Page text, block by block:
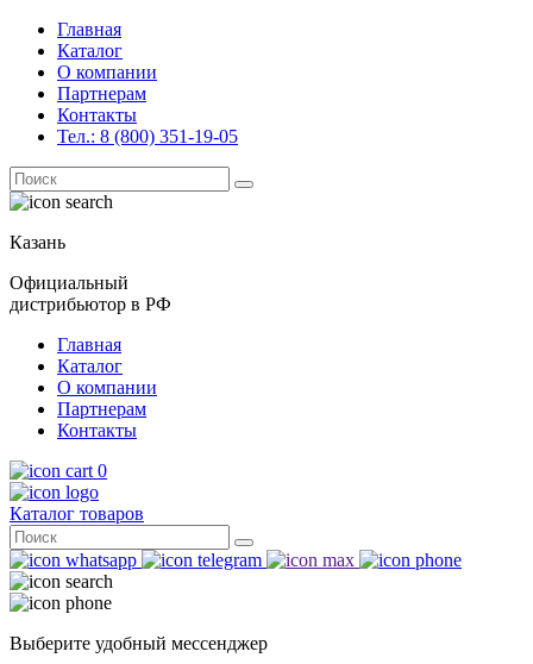
Главная
Каталог
О компании
Партнерам
Контакты
Тел.: 8 (800) 351-19-05
Поиск
for:
Казань
Официальный
дистрибьютор в РФ
Главная
Каталог
О компании
Партнерам
Контакты
0
Каталог товаров
Поиск
for:
Выберите удобный мессенджер